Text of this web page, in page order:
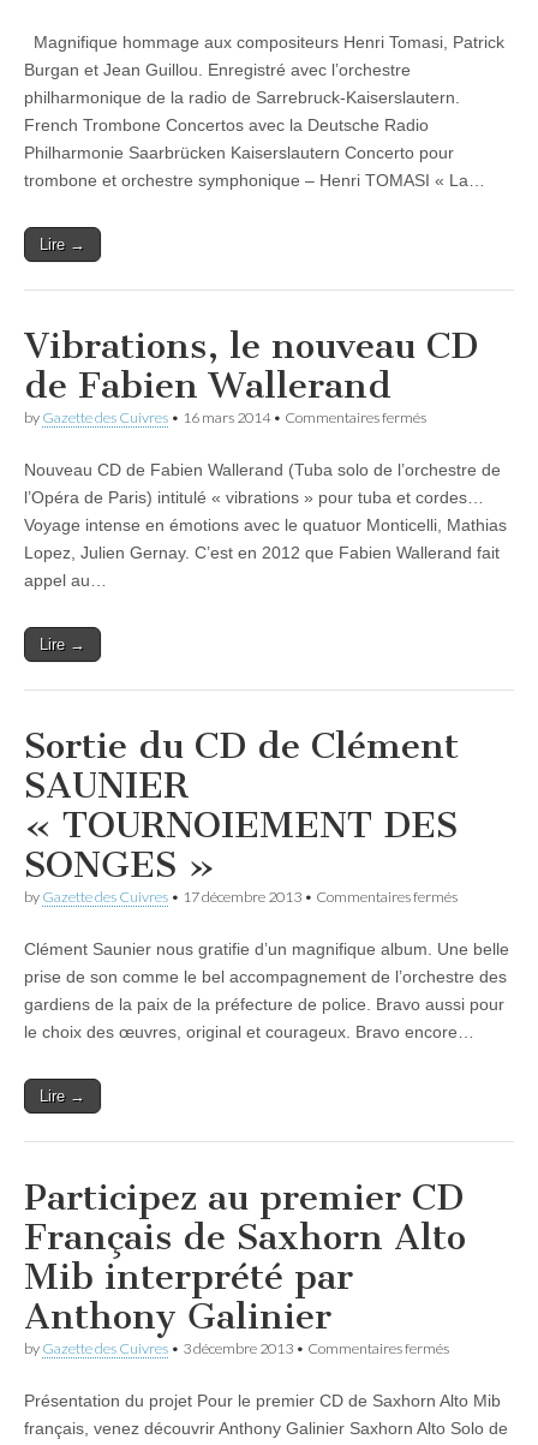
de
Concertos
Français
orchestre
et
Magnifique hommage aux compositeurs Henri Tomasi, Patrick
Burgan et Jean Guillou. Enregistré avec l’orchestre
philharmonique de la radio de Sarrebruck-Kaiserslautern.
French Trombone Concertos avec la Deutsche Radio
Philharmonie Saarbrücken Kaiserslautern Concerto pour
trombone et orchestre symphonique – Henri TOMASI « La…
Lire →
Vibrations, le nouveau CD
de Fabien Wallerand
by Gazette des Cuivres • 16 mars 2014• Commentaires ferméssur
nouveau
CD
Fabien
Wallerand
Nouveau CD de Fabien Wallerand (Tuba solo de l’orchestre de
l’Opéra de Paris) intitulé « vibrations » pour tuba et cordes…
Voyage intense en émotions avec le quatuor Monticelli, Mathias
Lopez, Julien Gernay. C’est en 2012 que Fabien Wallerand fait
appel au…
Lire →
Sortie du CD de Clément
SAUNIER
« TOURNOIEMENT DES
SONGES »
by Gazette des Cuivres • 17 décembre 2013 • Commentaires ferméssur
CD
de
SAUNIER
Clément Saunier nous gratifie d’un magnifique album. Une belle
prise de son comme le bel accompagnement de l’orchestre des
gardiens de la paix de la préfecture de police. Bravo aussi pour
le choix des œuvres, original et courageux. Bravo encore…
Lire →
Participez au premier CD
Français de Saxhorn Alto
Mib interprété par
Anthony Galinier
by Gazette des Cuivres • 3 décembre 2013 • Commentaires ferméssur
premier
CD
Présentation du projet Pour le premier CD de Saxhorn Alto Mib
français, venez découvrir Anthony Galinier Saxhorn Alto Solo de